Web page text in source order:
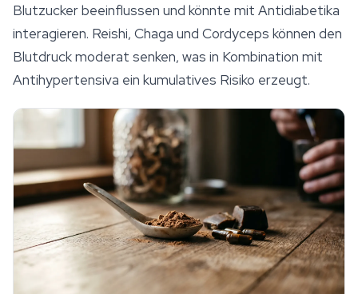
Blutzucker beeinflussen und könnte mit Antidiabetika
interagieren. Reishi, Chaga und Cordyceps können den
Blutdruck moderat senken, was in Kombination mit
Antihypertensiva ein kumulatives Risiko erzeugt.